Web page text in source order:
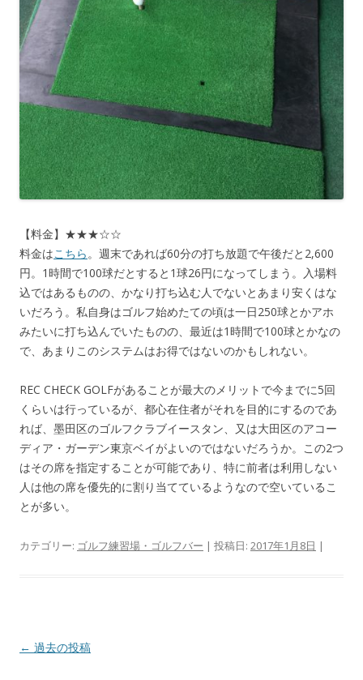
【料金】★★★☆☆
料金はこちら。週末であれば60分の打ち放題で午後だと2,600
円。1時間で100球だとすると1球26円になってしまう。入場料
込ではあるものの、かなり打ち込む人でないとあまり安くはな
いだろう。私自身はゴルフ始めたての頃は一日250球とかアホ
みたいに打ち込んでいたものの、最近は1時間で100球とかなの
で、あまりこのシステムはお得ではないのかもしれない。
REC CHECK GOLFがあることが最大のメリットで今までに5回
くらいは行っているが、都心在住者がそれを目的にするのであ
れば、墨田区のゴルフクラブイースタン、又は大田区のアコー
ディア・ガーデン東京ベイがよいのではないだろうか。この2つ
はその席を指定することが可能であり、特に前者は利用しない
人は他の席を優先的に割り当てているようなので空いているこ
とが多い。
カテゴリー: ゴルフ練習場・ゴルフバー | 投稿日: 2017年1月8日 |
投
← 過去の投稿